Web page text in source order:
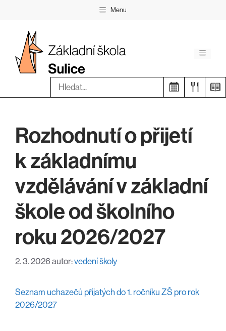
Menu
Menu
Hledat:
Rozhodnutí o přijetí
k základnímu
vzdělávání v základní
škole od školního
roku 2026/2027
2. 3. 2026 autor:vedení školy
Seznam uchazečů přijatých do 1. ročníku ZŠ pro rok
2026/2027